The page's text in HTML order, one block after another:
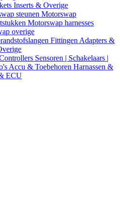
Inserts & Overige
steunen Motorswap
Motorswap harnesses
overige
Fittingen Adapters &
Sensoren | Schakelaars |
Accu & Toebehoren Harnassen &
ECU